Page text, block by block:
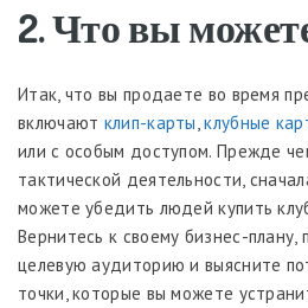
2. Что вы
Итак, что вы продаете во время
включают клип-карты,клубные
или с особым доступом. Прежде
тактической деятельности,
можете убедить людей купить
Вернитесь к своему бизнес-
целевую аудиторию и выясните
точки, которые вы можете